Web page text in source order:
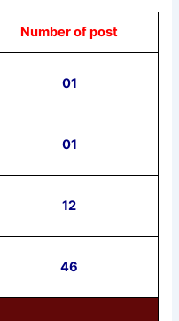
Number of post
01
01
12
46